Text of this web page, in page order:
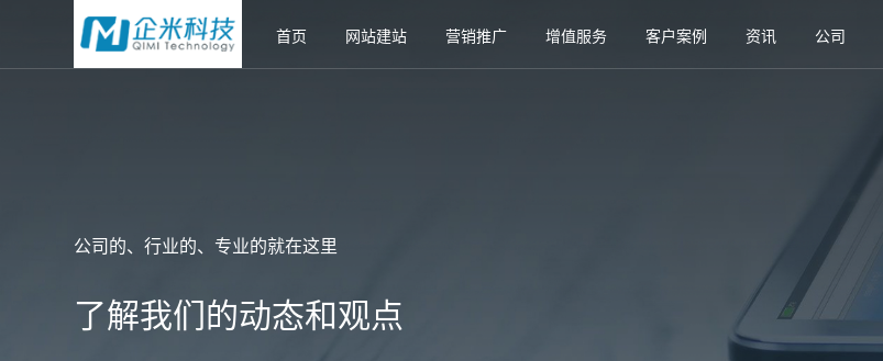
首页 网站建站 营销推广 增值服务 客户案例 资讯 公司
公司的、行业的、专业的就在这里
了解我们的动态和观点